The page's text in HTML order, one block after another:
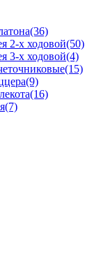
(36)
2-х ходовой(50)
3-х ходовой(4)
(15)
(9)
(16)
(7)